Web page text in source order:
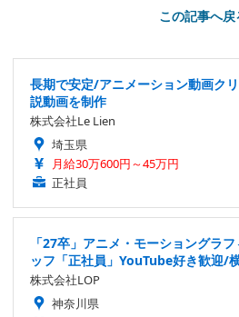
この記事へ戻
長期で安定/アニメーション動画ク
説動画を制作
株式会社Le Lien
埼玉県
月給30万600円～45万円
正社員
「27卒」アニメ・モーショングラ
ッフ「正社員」YouTube好き歓迎/
株式会社LOP
神奈川県